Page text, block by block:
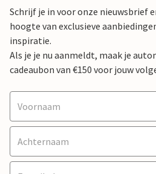
Schrijf je in voor onze nieuwsbrief
hoogte van exclusieve
inspiratie.
Als je je nu aanmeldt, maak je
cadeaubon van €150 voor jouw